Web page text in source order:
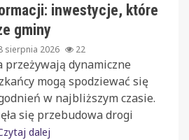
inwestycje, które
gminy
sierpnia 2026 22
przeżywają dynamiczne
mogą spodziewać się
w najbliższym czasie.
się przebudowa drogi
dalej